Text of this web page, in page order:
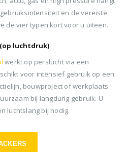
en de vereiste
de vier typen kort voor u uiteen.
luchtdruk)
werkt op perslucht via een
voor intensief gebruik op een
bouwproject of werkplaats.
bij langdurig gebruik. U
luchtslang bij nodig.